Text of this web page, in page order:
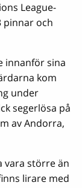
League-
pinnar och
innanför sina
kom
under
segerlösa på
av Andorra,
vara större än
lirare med